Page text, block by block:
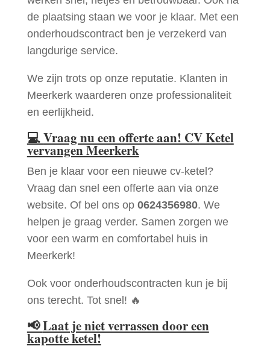
de plaatsing staan we voor je klaar. Met een
onderhoudscontract ben je verzekerd van
langdurige service.
We zijn trots op onze reputatie. Klanten in
Meerkerk waarderen onze professionaliteit
en eerlijkheid.
💻Vraag nu een offerte aan! CV Ketel
vervangen Meerkerk
Ben je klaar voor een nieuwe cv-ketel?
Vraag dan snel een offerte aan via onze
website. Of bel ons op 0624356980. We
helpen je graag verder. Samen zorgen we
voor een warm en comfortabel huis in
Meerkerk!
Ook voor onderhoudscontracten kun je bij
ons terecht. Tot snel! 🔥
📢Laat je niet verrassen door een
kapotte ketel!